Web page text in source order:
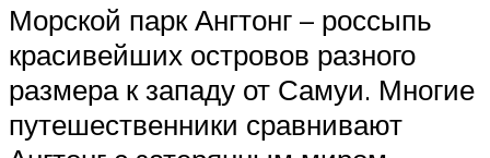
Морской парк Ангтонг – россыпь
красивейших островов разного
размера к западу от Самуи. Многие
путешественники сравнивают